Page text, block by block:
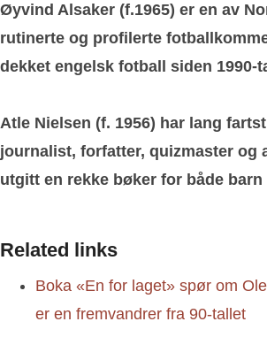
Øyvind Alsaker (f.1965) er en av
rutinerte og profilerte
dekket engelsk fotball siden 1990-
Atle Nielsen (f. 1956) har lang
journalist, forfatter, quizmaster og
utgitt en rekke bøker for både barn
Related links
Boka «En for laget» spør om
er en fremvandrer fra 90-tallet